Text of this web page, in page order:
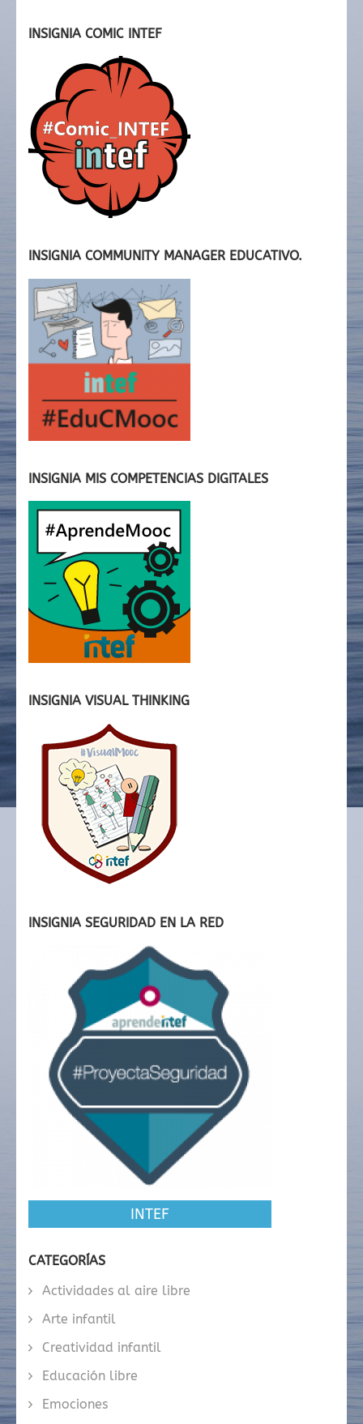
INSIGNIA COMIC INTEF
INSIGNIA COMMUNITY MANAGER EDUCATIVO.
INSIGNIA MIS COMPETENCIAS DIGITALES
INSIGNIA VISUAL THINKING
INSIGNIA SEGURIDAD EN LA RED
INTEF
CATEGORÍAS
Actividades al aire libre
Arte infantil
Creatividad infantil
Educación libre
Emociones